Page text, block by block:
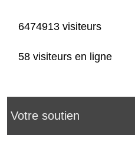
6474913 visiteurs
58 visiteurs en ligne
Votre soutien